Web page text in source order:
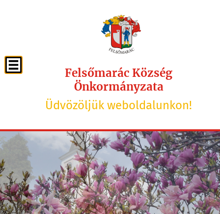
Felsőmarác Község
Önkormányzata
Üdvözöljük weboldalunkon!